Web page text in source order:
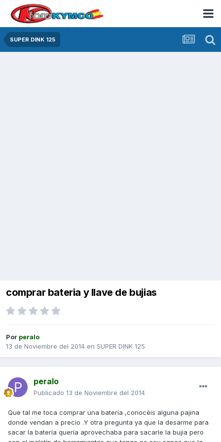
SUPER DINK 125
comprar bateria y llave de bujias
Por peralo
13 de Noviembre del 2014 en SUPER DINK 125
peralo
Publicado 13 de Noviembre del 2014
Que tal me toca comprar una batería ,conocéis alguna pajina
donde vendan a precio .Y otra pregunta ya que la desarme para
sacar la batería quería aprovechaba para sacarle la bujia pero